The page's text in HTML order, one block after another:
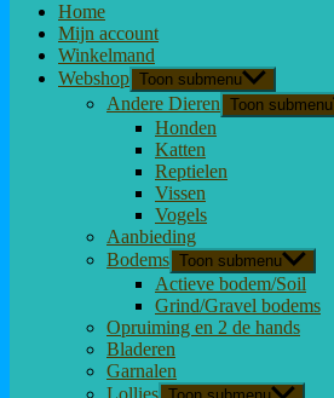
Home
Mijn account
Winkelmand
Webshop Toon submenu
Andere Dieren Toon submenu
Honden
Katten
Reptielen
Vissen
Vogels
Aanbieding
Bodems Toon submenu
Actieve bodem/Soil
Grind/Gravel bodems
Opruiming en 2 de hands
Bladeren
Garnalen
Lollies